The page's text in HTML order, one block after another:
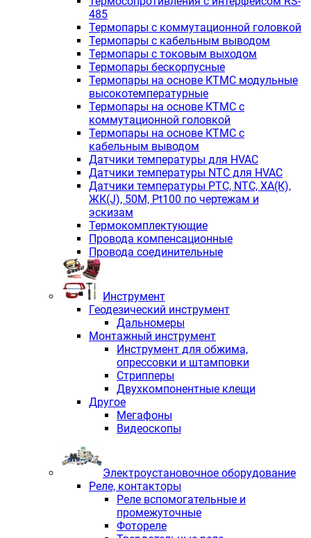
485
Термопары с коммутационной головкой
Термопары с кабельным выводом
Термопары с токовым выходом
Термопары бескорпусные
Термопары на основе КТМС модульные
высокотемпературные
Термопары на основе КТМС с
коммутационной головкой
Термопары на основе КТМС с
кабельным выводом
Датчики температуры для HVAC
Датчики температуры NTC для HVAC
Датчики температуры PTС, NTC, ХА(К),
ЖК(J), 50М, Pt100 по чертежам и
эскизам
Термокомплектующие
Провода компенсационные
Провода соединительные
Инструмент
Геодезический инструмент
Дальномеры
Монтажный инструмент
Инструмент для обжима,
опрессовки и штамповки
Стрипперы
Двухкомпонентные клещи
Другое
Мегафоны
Видеоскопы
Электроустановочное оборудование
Реле, контакторы
Реле вспомогательные и
промежуточные
Фотореле